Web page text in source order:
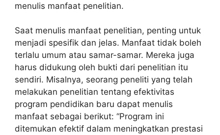
menulis manfaat penelitian.
Saat menulis manfaat penelitian, penting untuk
menjadi spesifik dan jelas. Manfaat tidak boleh
terlalu umum atau samar-samar. Mereka juga
harus didukung oleh bukti dari penelitian itu
sendiri. Misalnya, seorang peneliti yang telah
melakukan penelitian tentang efektivitas
program pendidikan baru dapat menulis
manfaat sebagai berikut: “Program ini
ditemukan efektif dalam meningkatkan prestasi